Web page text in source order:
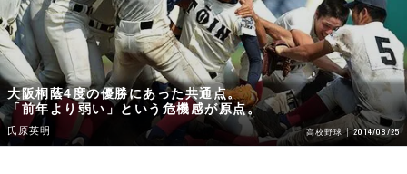
大阪桐蔭4度の優勝にあった共通点。
「前年より弱い」という危機感が原点。
氏原英明 高校野球 2014/08/25